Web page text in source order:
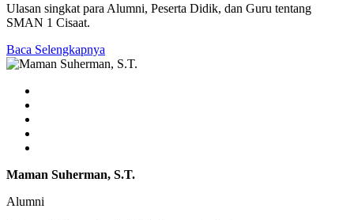
Ulasan singkat para Alumni, Peserta Didik, dan Guru tentang
SMAN 1 Cisaat.
Baca Selengkapnya
Maman Suherman, S.T.
Alumni